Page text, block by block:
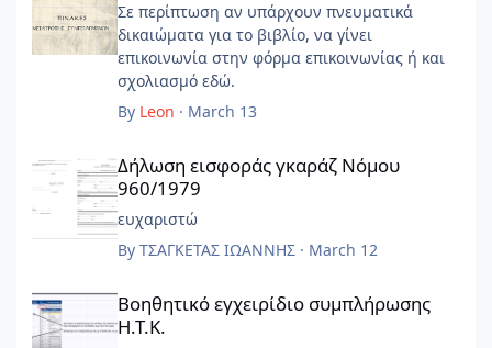
Σε περίπτωση αν υπάρχουν πνευματικά
δικαιώματα για το βιβλίο, να γίνει
επικοινωνία στην φόρμα επικοινωνίας ή και
σχολιασμό εδώ.
By Leon · March 13
Δήλωση εισφοράς γκαράζ Νόμου
960/1979
ευχαριστώ
By ΤΣΑΓΚΕΤΑΣ ΙΩΑΝΝΗΣ · March 12
Βοηθητικό εγχειρίδιο συμπλήρωσης
Η.Τ.Κ.